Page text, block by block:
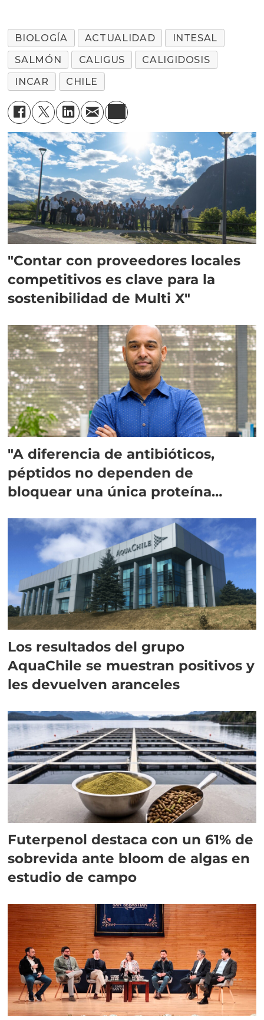
BIOLOGÍA ACTUALIDAD
INTESAL
SALMÓN
CALIGUS
CALIGIDOSIS
INCAR
CHILE
"Contar con proveedores locales
competitivos es clave para la
sostenibilidad de Multi X"
"A diferencia de antibióticos,
péptidos no dependen de
bloquear una única proteína
Los resultados del grupo
AquaChile se muestran positivos y
les devuelven aranceles
Futerpenol destaca con un 61% de
sobrevida ante bloom de algas en
estudio de campo